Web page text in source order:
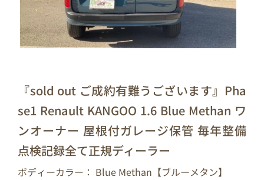
『sold out ご成約有難うございます』Pha
se1 Renault KANGOO 1.6 Blue Methan ワ
ンオーナー 屋根付ガレージ保管 毎年整備
点検記録全て正規ディーラー
ボディーカラー： Blue Methan【ブルーメタン】